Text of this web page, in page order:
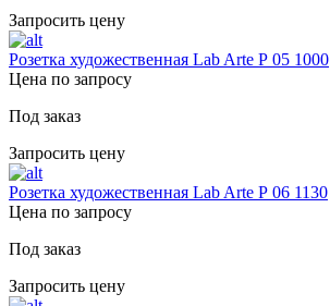
Запросить цену
Розетка художественная Lab Arte Р 05 1000
Цена по запросу
Под заказ
Запросить цену
Розетка художественная Lab Arte Р 06 1130
Цена по запросу
Под заказ
Запросить цену